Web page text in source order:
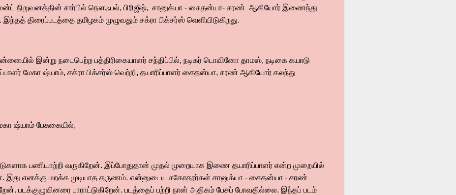
நிறுவனத்தின் சார்பில் நௌஃபல், பிரிஜீஷ், சானுக்யா - சைதன்யா- சரண் ஆகியோர் இணைந்து
இந்தத் திரைப்படத்தை தமிழகம் முழுவதும் சக்ரா பிக்சர்ஸ் வெளியிடுகிறது.
இன்று நடைபெற்ற பத்திரிகையாளர் சந்திப்பில், நடிகர் டொவினோ தாமஸ், நடிகை கயாடு
மேகா ஷ்யாம், சக்ரா பிக்சர்ஸ் வெற்றி, தயாரிப்பாளர் சைதன்யா, சரண் ஆகியோர் கலந்து
ஷ்யாம் பேசுகையில்,
பணியாற்றி வருகிறேன். இப்போதுதான் முதல் முறையாக இணை தயாரிப்பாளர் என்ற முறையில்
இது எனக்கு மறக்க முடியாத தருணம். என்னுடைய சகோதரர்கள் சானுக்யா - சைதன்யா - சரண்
படக்குழுவினரை பாராட்டுகிறேன். படத்தைப் பற்றி நான் அதிகம் பேசப் போவதில்லை. இந்தப் படம்